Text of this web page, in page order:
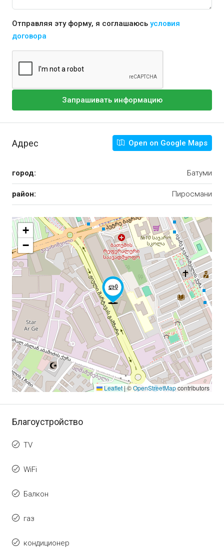
Отправляя эту форму, я соглашаюсь условия
договора
Запрашивать информацию
Адрес Open on Google Maps
город: Батуми
район: Пиросмани
+
−
Leaflet|©OpenStreetMapcontributors
Благоустройство
TV
WiFi
Балкон
газ
кондиционер